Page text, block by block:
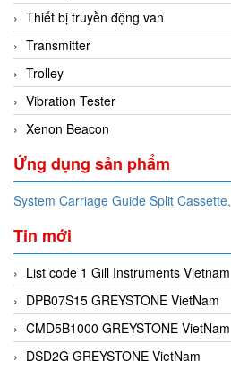
Thiết bị truyền động van
Transmitter
Trolley
Vibration Tester
Xenon Beacon
Ứng dụng sản phẩm
System Carriage Guide Split Cassette,
Tin mới
List code 1 Gill Instruments Vietnam
DPB07S15 GREYSTONE VietNam
CMD5B1000 GREYSTONE VietNam
DSD2G GREYSTONE VietNam